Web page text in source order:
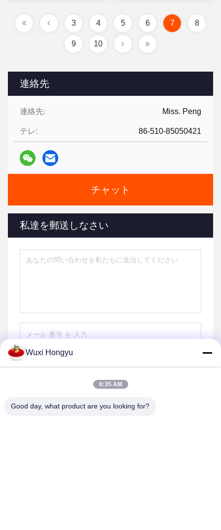
連絡先
連絡先: Miss. Peng
テレ: 86-510-85050421
チャット
私達を郵送しなさい
3 4 5 6 7 8
9 10
Wuxi Hongyu
6:35 AM
Good day, what product are you looking for?